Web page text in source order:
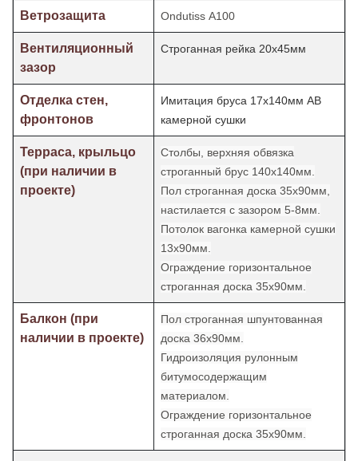
Ветрозащита Ondutiss А100
Вентиляционный
зазор
Строганная рейка 20х45мм
Отделка стен,
фронтонов
Имитация бруса 17х140мм АВ
камерной сушки
Терраса, крыльцо
(при наличии в
проекте)
Столбы, верхняя обвязка
строганный брус 140х140мм.
Пол строганная доска 35х90мм,
настилается с зазором 5-8мм.
Потолок вагонка камерной сушки
13х90мм.
Ограждение горизонтальное
строганная доска 35х90мм.
Балкон (при
наличии в проекте)
Пол строганная шпунтованная
доска 36х90мм.
Гидроизоляция рулонным
битумосодержащим
материалом.
Ограждение горизонтальное
строганная доска 35х90мм.